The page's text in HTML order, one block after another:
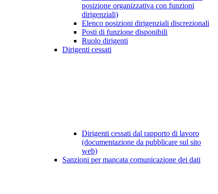
posizione organizzativa con funzioni
dirigenziali)
Elenco posizioni dirigenziali discrezionali
Posti di funzione disponibili
Ruolo dirigenti
Dirigenti cessati
Dirigenti cessati dal rapporto di lavoro
(documentazione da pubblicare sul sito
web)
Sanzioni per mancata comunicazione dei dati